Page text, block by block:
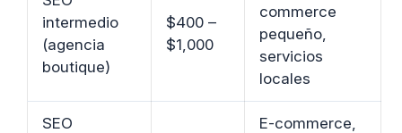
intermedio
(agencia
boutique)
$400 –
$1,000
commerce
pequeño,
servicios
locales
SEO
E-commerce,